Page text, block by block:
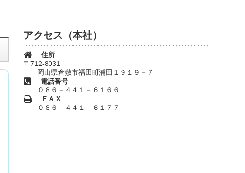
アクセス（本社）
住所
〒712-8031
岡山県倉敷市福田町浦田１９１９－７
電話番号
０８６－４４１－６１６６
ＦＡＸ
０８６－４４１－６１７７